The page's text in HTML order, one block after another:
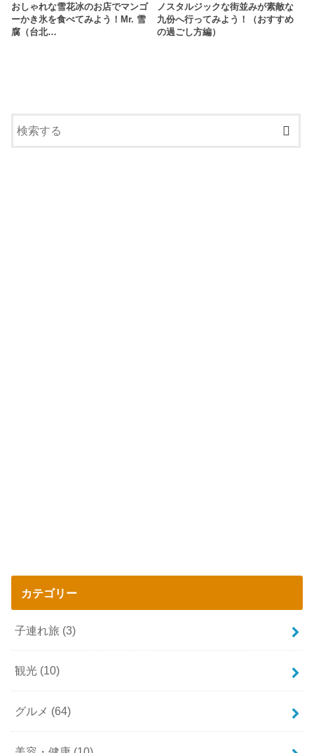
おしゃれな雪花冰のお店でマンゴ
ーかき氷を食べてみよう！Mr. 雪
腐（台北…
ノスタルジックな街並みが素敵な
九份へ行ってみよう！（おすすめ
の過ごし方編）
カテゴリー
子連れ旅 (3)
観光 (10)
グルメ (64)